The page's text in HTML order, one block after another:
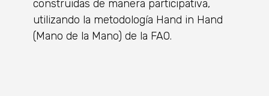
construidas de manera participativa,
utilizando la metodología Hand in Hand
(Mano de la Mano) de la FAO.